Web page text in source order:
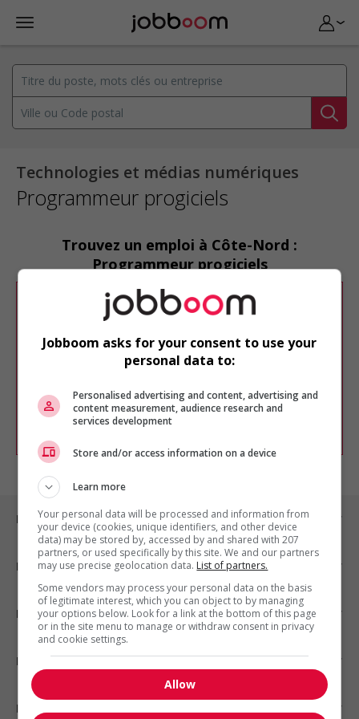
Technologies et médias numériques
Programmeur progiciels
Trouvez un emploi à Côte-Nord :
Programmeur progiciels
Désolé, cette recherche n'a produit aucun
résultat.
Veuillez faire une nouvelle recherche.
Vous pouvez en tout temps utiliser nos
chercher un poste selon votre profil
d'intérêt en emploi en vousinscrivant
comme membre Jobboom.
Emplois par ville
Emplois par secteur
Emplois par statut
Emplois par type
Nos suggestions
Jobboom asks for your consent to use your
personal data to:
Personalised advertising and content, advertising and
content measurement, audience research and
services development
Store and/or access information on a device
Learn more
Your personal data will be processed and information from
your device (cookies, unique identifiers, and other device
data) may be stored by, accessed by and shared with 207
partners, or used specifically by this site. We and our partners
may use precise geolocation data. List of partners.
Some vendors may process your personal data on the basis
of legitimate interest, which you can object to by managing
your options below. Look for a link at the bottom of this page
or in the site menu to manage or withdraw consent in privacy
and cookie settings.
Allow